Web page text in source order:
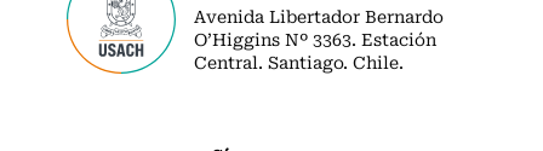
Avenida Libertador Bernardo
O’Higgins Nº 3363. Estación
Central. Santiago. Chile.